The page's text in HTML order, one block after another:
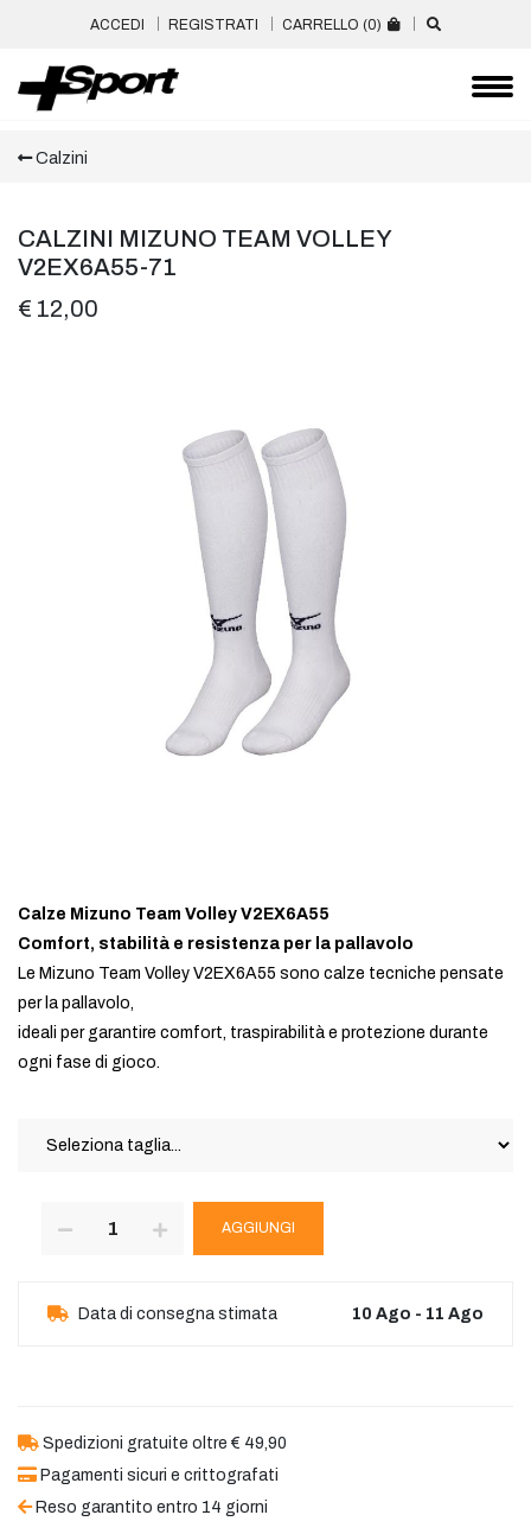
ACCEDI REGISTRATI CARRELLO (0)
Calzini
CALZINI MIZUNO TEAM VOLLEY
V2EX6A55-71
€ 12,00
Calze Mizuno Team Volley V2EX6A55
Comfort, stabilità e resistenza per la pallavolo
Le Mizuno Team Volley V2EX6A55 sono calze tecniche pensate
per la pallavolo,
ideali per garantire comfort, traspirabilità e protezione durante
ogni fase di gioco.
AGGIUNGI
Data di consegna stimata 10 Ago - 11 Ago
Spedizioni gratuite oltre € 49,90
Pagamenti sicuri e crittografati
Reso garantito entro 14 giorni